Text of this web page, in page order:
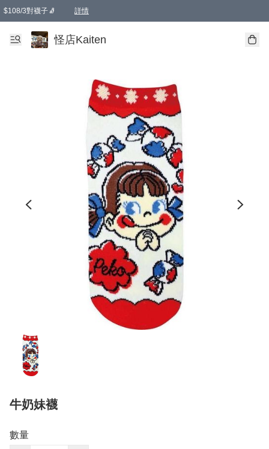
$108/3對襪子🧦 詳情
卡通傘☂️2把8折
購物滿 HKD 650.00即享免運費優惠！（適用於 本地送貨、本地取貨 )
怪店Kaiten
牛奶妹襪
數量